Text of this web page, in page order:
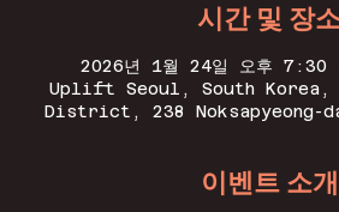
시간 및 장
2026년 1월 24일 오후 7:30
Uplift Seoul, South Korea,
District, 238 Noksapyeong-
이벤트 소개